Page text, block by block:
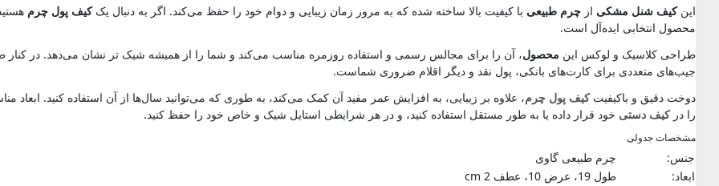
اینکیف شنل مشکی از چرم طبیعی با کیفیت بالا ساخته شده که به مرور زمان زیبایی و دوام خود را حفظ می‌کند. اگر به دنبال یککیف پول چرم
محصول انتخابی ایده‌آل است.
طراحی کلاسیک و لوکس این محصول، آن را برای مجالس رسمی و استفاده روزمره مناسب می‌کند و شما را از همیشه شیک‌ تر نشان می‌دهد. در
جیب‌های متعددی برای کارت‌های بانکی، پول نقد و دیگر اقلام ضروری شماست.
دوخت دقیق و باکیفیتکیف پول چرم، علاوه بر زیبایی، به افزایش عمر مفید آن کمک می‌کند، به طوری که می‌توانید سال‌ها از آن استفاده کنید. ابعاد
را درکیف دستی خود قرار داده یا به طور مستقل استفاده کنید، و در هر شرایطی استایل شیک و خاص خود را حفظ کنید.
مشخصات جدولی
جنس:
چرم طبیعی گاوی
ابعاد:
طول 19، عرض 10، عطف 2 cm